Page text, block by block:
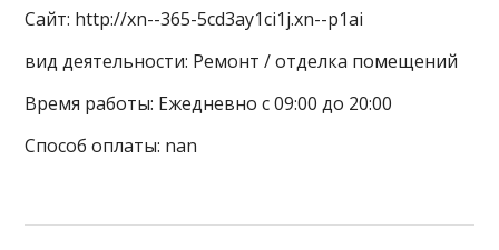
Сайт: http://xn--365-5cd3ay1ci1j.xn--p1ai
вид деятельности: Ремонт / отделка помещений
Время работы: Ежедневно с 09:00 до 20:00
Способ оплаты: nan